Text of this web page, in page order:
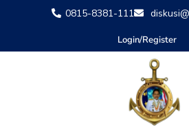
0815-8381-111
Login/Register